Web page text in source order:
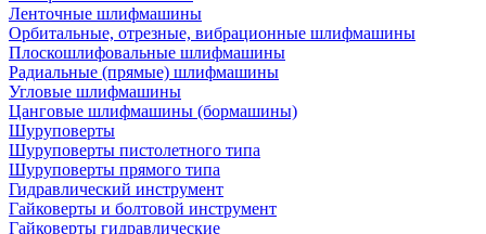
Ленточные шлифмашины
Орбитальные, отрезные, вибрационные шлифмашины
Плоскошлифовальные шлифмашины
Радиальные (прямые) шлифмашины
Угловые шлифмашины
Цанговые шлифмашины (бормашины)
Шуруповерты
Шуруповерты пистолетного типа
Шуруповерты прямого типа
Гидравлический инструмент
Гайковерты и болтовой инструмент
Гайковерты гидравлические